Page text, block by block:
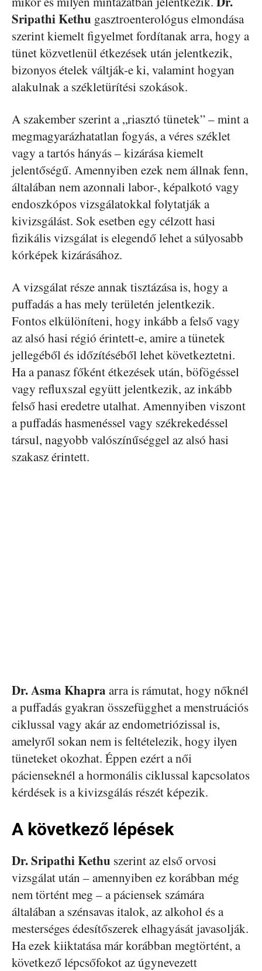
Sripathi Kethu gasztroenterológus elmondása
szerint kiemelt figyelmet fordítanak arra, hogy a
tünet közvetlenül étkezések után jelentkezik,
bizonyos ételek váltják-e ki, valamint hogyan
alakulnak a székletürítési szokások.
A szakember szerint a „riasztó tünetek” – mint a
megmagyarázhatatlan fogyás, a véres széklet
vagy a tartós hányás – kizárása kiemelt
jelentőségű. Amennyiben ezek nem állnak fenn,
általában nem azonnali labor-, képalkotó vagy
endoszkópos vizsgálatokkal folytatják a
kivizsgálást. Sok esetben egy célzott hasi
fizikális vizsgálat is elegendő lehet a súlyosabb
kórképek kizárásához.
A vizsgálat része annak tisztázása is, hogy a
puffadás a has mely területén jelentkezik.
Fontos elkülöníteni, hogy inkább a felső vagy
az alsó hasi régió érintett-e, amire a tünetek
jellegéből és időzítéséből lehet következtetni.
Ha a panasz főként étkezések után, böfögéssel
vagy refluxszal együtt jelentkezik, az inkább
felső hasi eredetre utalhat. Amennyiben viszont
a puffadás hasmenéssel vagy székrekedéssel
társul, nagyobb valószínűséggel az alsó hasi
szakasz érintett.
Dr. Asma Khapra arra is rámutat, hogy nőknél
a puffadás gyakran összefügghet a menstruációs
ciklussal vagy akár az endometriózissal is,
amelyről sokan nem is feltételezik, hogy ilyen
tüneteket okozhat. Éppen ezért a női
pácienseknél a hormonális ciklussal kapcsolatos
kérdések is a kivizsgálás részét képezik.
A következő lépések
Dr. Sripathi Kethu szerint az első orvosi
vizsgálat után – amennyiben ez korábban még
nem történt meg – a páciensek számára
általában a szénsavas italok, az alkohol és a
mesterséges édesítőszerek elhagyását javasolják.
Ha ezek kiiktatása már korábban megtörtént, a
következő lépcsőfokot az úgynevezett